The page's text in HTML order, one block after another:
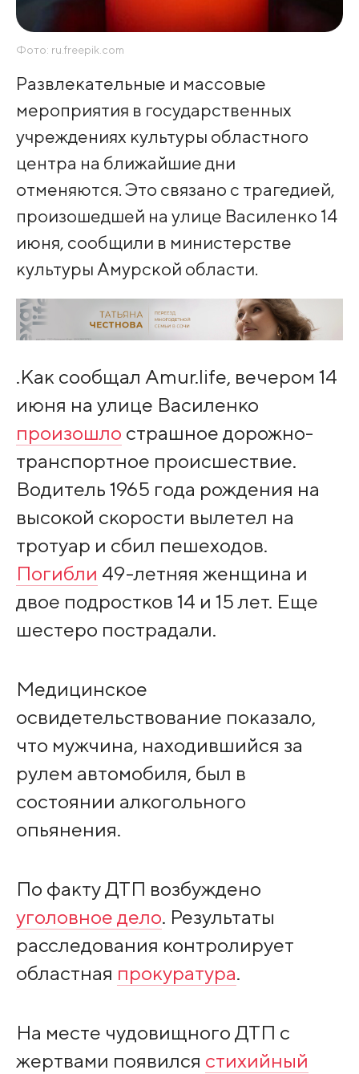
Фото: ru.freepik.com
Развлекательные и массовые
мероприятия в государственных
учреждениях культуры областного
центра на ближайшие дни
отменяются. Это связано с трагедией,
произошедшей на улице Василенко 14
июня, сообщили в министерстве
культуры Амурской области.
.Как сообщал Amur.life, вечером 14
июня на улице Василенко
произошло страшное дорожно-
транспортное происшествие.
Водитель 1965 года рождения на
высокой скорости вылетел на
тротуар и сбил пешеходов.
Погибли 49-летняя женщина и
двое подростков 14 и 15 лет. Еще
шестеро пострадали.
Медицинское
освидетельствование показало,
что мужчина, находившийся за
рулем автомобиля, был в
состоянии алкогольного
опьянения.
По факту ДТП возбуждено
уголовное дело. Результаты
расследования контролирует
областная прокуратура.
На месте чудовищного ДТП с
жертвами появился стихийный